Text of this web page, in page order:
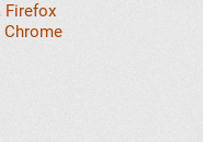
Firefox
Chrome